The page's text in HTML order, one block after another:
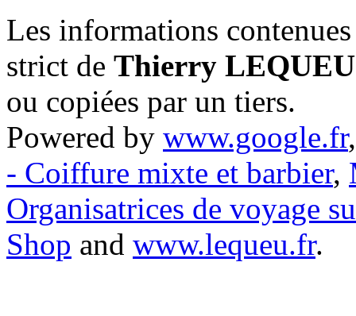
Les informations
strict de Thierry LEQUEU
ou copiées par un tiers.
Powered by www.google.fr
- Coiffure mixte et barbier,
Organisatrices de voyage
Shop and www.lequeu.fr.